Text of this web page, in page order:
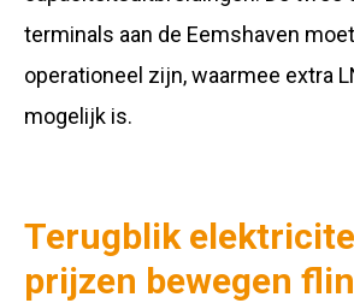
terminals aan de Eemshaven
operationeel zijn, waarmee extra
mogelijk is.
Terugblik
prijzen bewegen